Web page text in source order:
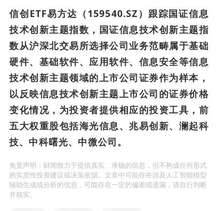
信创ETF易方达（159540.SZ）跟踪国证信息
技术创新主题指数，国证信息技术创新主题指
数从沪深北交易所选择公司业务范畴属于基础
硬件、基础软件、应用软件、信息安全等信息
技术创新主题领域的上市公司证券作为样本，
以反映信息技术创新主题上市公司的证券价格
变化情况，为投资者提供相应的投资工具，前
五大权重股包括海光信息、兆易创新、澜起科
技、中科曙光、中微公司。
免责声明：财闻致力于提供真实、准确的信息，但不构成任何形式
的实质性投资建议或决策依据。文章中可能存在涉及人工智能模型
辅助生成或分析的信息，可能存在一定的偏差或遗漏，请自行判断
并核实。